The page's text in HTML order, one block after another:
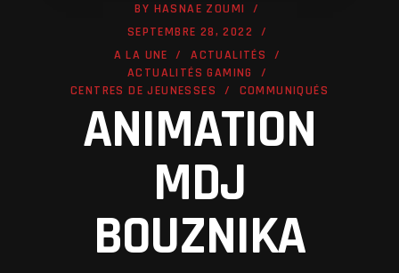
BY HASNAE ZOUMI
SEPTEMBRE 28, 2022
A LA UNE
ACTUALITÉS
ACTUALITÉS GAMING
CENTRES DE JEUNESSES
COMMUNIQUÉS
ANIMATION
MDJ
BOUZNIKA